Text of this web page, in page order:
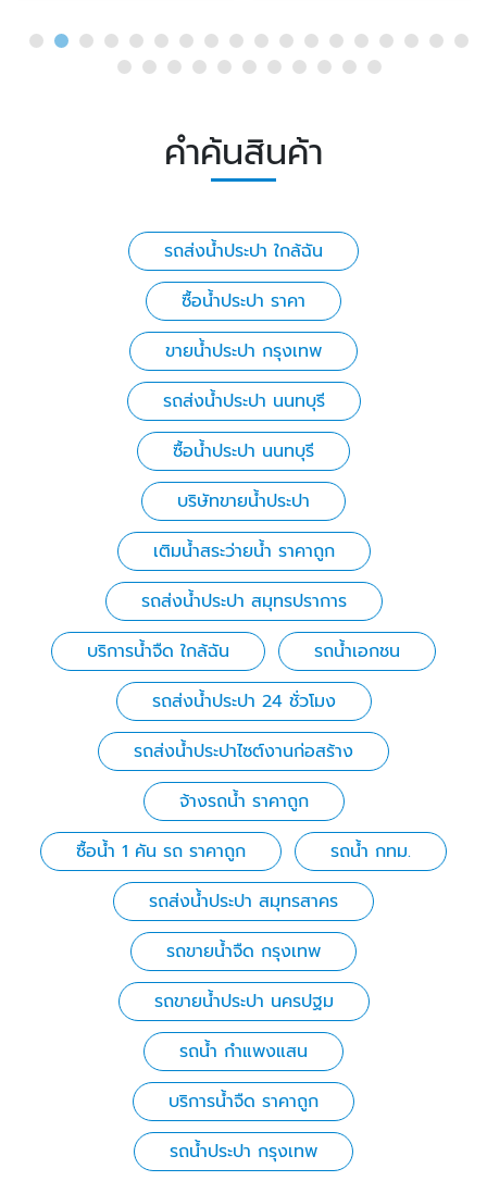
คำค้นสินค้า
รถส่งน้ำประปา ใกล้ฉัน
ซื้อน้ำประปา ราคา
ขายน้ําประปา กรุงเทพ
รถส่งน้ำประปา นนทบุรี
ซื้อน้ำประปา นนทบุรี
บริษัทขายน้ำประปา
เติมน้ำสระว่ายน้ำ ราคาถูก
รถส่งน้ำประปา สมุทรปราการ
บริการน้ำจืด ใกล้ฉัน
รถน้ำเอกชน
รถส่งน้ำประปา 24 ชั่วโมง
รถส่งน้ำประปาไซต์งานก่อสร้าง
จ้างรถน้ำ ราคาถูก
ซื้อน้ำ 1 คัน รถ ราคาถูก
รถน้ำ กทม.
รถส่งน้ําประปา สมุทรสาคร
รถขายน้ำจืด กรุงเทพ
รถขายน้ำประปา นครปฐม
รถน้ำ กำแพงแสน
บริการน้ำจืด ราคาถูก
รถน้ำประปา กรุงเทพ